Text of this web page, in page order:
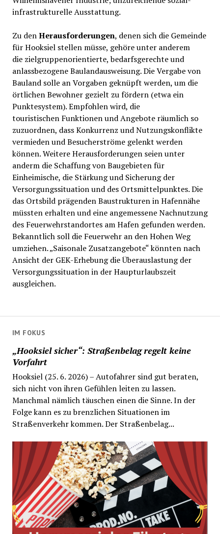
IM FOKUS
„Hooksiel sicher“: Straßenbelag regelt keine
Vorfahrt
Hooksiel (25. 6. 2026) – Autofahrer sind gut beraten,
sich nicht von ihren Gefühlen leiten zu lassen.
Manchmal nämlich täuschen einen die Sinne. In der
Folge kann es zu brenzlichen Situationen im
Straßenverkehr kommen. Der Straßenbelag...
infrastrukturelle Ausstattung.
Zu denHerausforderungen, denen sich die Gemeinde
für Hooksiel stellen müsse, gehöre unter anderem
die zielgruppenorientierte, bedarfsgerechte und
anlassbezogene Baulandausweisung. Die Vergabe von
Bauland solle an Vorgaben geknüpft werden, um die
örtlichen Bewohner gezielt zu fördern (etwa ein
Punktesystem). Empfohlen wird, die
touristischen Funktionen und Angebote räumlich so
zuzuordnen, dass Konkurrenz und Nutzungskonflikte
vermieden und Besucherströme gelenkt werden
können. Weitere Herausforderungen seien unter
anderm die Schaffung von Baugebieten für
Einheimische, die Stärkung und Sicherung der
Versorgungssituation und des Ortsmittelpunktes. Die
das Ortsbild prägenden Baustrukturen in Hafennähe
müssten erhalten und eine angemessene Nachnutzung
des Feuerwehrstandortes am Hafen gefunden werden.
Bekanntlich soll die Feuerwehr an den Hohen Weg
umziehen. „Saisonale Zusatzangebote“ könnten nach
Ansicht der GEK-Erhebung die Überauslastung der
Versorgungssituation in der Haupturlaubszeit
ausgleichen.